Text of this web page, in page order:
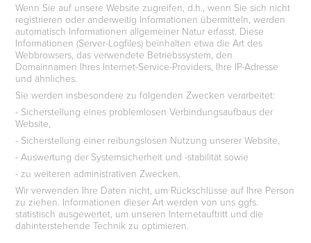
Wenn Sie auf unsere Website zugreifen, d.h., wenn Sie sich nicht
registrieren oder anderweitig Informationen übermitteln, werden
automatisch Informationen allgemeiner Natur erfasst. Diese
Informationen (Server-Logfiles) beinhalten etwa die Art des
Webbrowsers, das verwendete Betriebssystem, den
Domainnamen Ihres Internet-Service-Providers, Ihre IP-Adresse
und ähnliches.
Sie werden insbesondere zu folgenden Zwecken verarbeitet:
- Sicherstellung eines problemlosen Verbindungsaufbaus der
Website,
- Sicherstellung einer reibungslosen Nutzung unserer Website,
- Auswertung der Systemsicherheit und -stabilität sowie
- zu weiteren administrativen Zwecken.
Wir verwenden Ihre Daten nicht, um Rückschlüsse auf Ihre Person
zu ziehen. Informationen dieser Art werden von uns ggfs.
statistisch ausgewertet, um unseren Internetauftritt und die
dahinterstehende Technik zu optimieren.